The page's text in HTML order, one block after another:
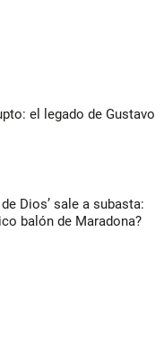
el legado de Gustavo
Dios’ sale a subasta:
balón de Maradona?